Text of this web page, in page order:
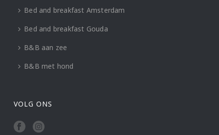
Bed and breakfast Amsterdam
Bed and breakfast Gouda
B&B aan zee
B&B met hond
VOLG ONS